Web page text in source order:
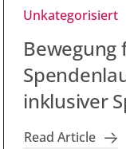
Unkategorisiert
Bewegung
inklusiver
Read Article